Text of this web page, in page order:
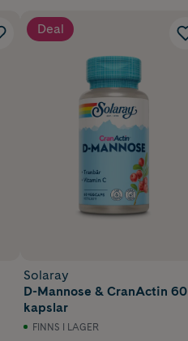
Deal
Solaray
D-Mannose & CranActin 60
kapslar
FINNS I LAGER